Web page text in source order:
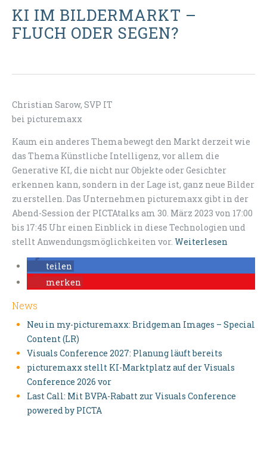
KI IM BILDERMARKT –
FLUCH ODER SEGEN?
Christian Sarow, SVP IT
bei picturemaxx
Kaum ein anderes Thema bewegt den Markt derzeit wie
das Thema Künstliche Intelligenz, vor allem die
Generative KI, die nicht nur Objekte oder Gesichter
erkennen kann, sondern in der Lage ist, ganz neue Bilder
zu erstellen. Das Unternehmen picturemaxx gibt in der
Abend-Session der PICTAtalks am 30. März 2023 von 17:00
bis 17:45 Uhr einen Einblick in diese Technologien und
stellt Anwendungsmöglichkeiten vor. Weiterlesen
teilen
merken
News
Neu in my-picturemaxx: Bridgeman Images – Special
Content (LR)
Visuals Conference 2027: Planung läuft bereits
picturemaxx stellt KI-Marktplatz auf der Visuals
Conference 2026 vor
Last Call: Mit BVPA-Rabatt zur Visuals Conference
powered by PICTA